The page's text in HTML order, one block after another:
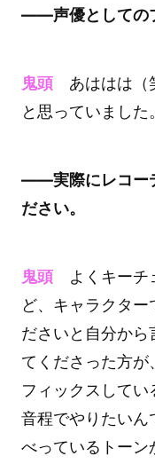
――声優としての
鬼頭あははは（
と思っていました。
――実際にレコー
ださい。
鬼頭よくキーチ
ど、キャラクター
ださいと自分から
てくださった方
フィックスして
音程でやりたいん
べっているトーン